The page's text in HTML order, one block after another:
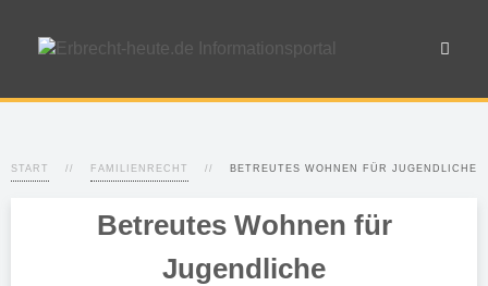
START FAMILIENRECHT BETREUTES WOHNEN FÜR JUGENDLICHE
Betreutes Wohnen für
Jugendliche